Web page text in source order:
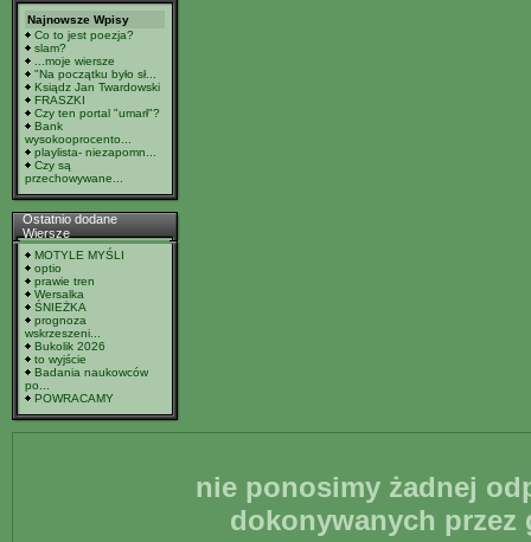
Najnowsze Wpisy
Co to jest poezja?
slam?
...moje wiersze
"Na początku było sł...
Ksiądz Jan Twardowski
FRASZKI
Czy ten portal "umarł"?
Bank
wysokooprocento...
playlista- niezapomn...
Czy są
przechowywane...
Ostatnio dodane
Wiersze
MOTYLE MYŚLI
optio
prawie tren
Wersalka
ŚNIEŻKA
prognoza
wskrzeszeni...
Bukolik 2026
to wyjście
Badania naukowców
po...
POWRACAMY
nie ponosimy żadnej
dokonywanych